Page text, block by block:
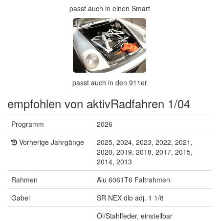
passt auch in einen Smart
passt auch in den 911er
empfohlen von aktivRadfahren 1/04
Programm
2026
Vorherige Jahrgänge
2025, 2024, 2023, 2022, 2021,
2020, 2019, 2018, 2017, 2015,
2014, 2013
Rahmen
Alu 6061T6 Faltrahmen
Gabel
SR NEX dlo adj. 1 1/8
Öl/Stahlfeder, einstellbar